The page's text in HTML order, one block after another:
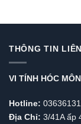
THÔNG TIN
VI TÍNH HÓC MÔN
Hotline:
Địa Chỉ: 3/41A ấp